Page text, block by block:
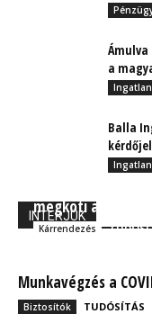
a
Ingatlan
Balla
Ingatlan
INTERJÚK
megköti a
Kárrendezés
Munkavégzés a
Biztosítók TUDÓSÍTÁS